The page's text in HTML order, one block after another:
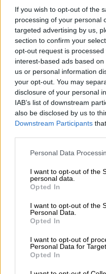
If you wish to opt-out of the
processing of your personal
targeted advertising by us,
section to confirm your
opt-out request is
interest-based ads based
us or personal information
your opt-out. You may
disclosure of your personal
IAB’s list of downstream
also be disclosed by us to
Downstream Participants
Please note that this
not limited to your visit or
grant or deny consent to
use your data for below
consent section.
Personal Data
I want to opt-out of the
personal data.
Opted In
I want to opt-out of the
Personal Data.
Opted In
I want to opt-out of
Personal Data for
Opted In
Προσθέστε
Εδώ και δεκαετίες,
κερασιέςστην
αποτελούν πόλο
και την ανεπίσημη
περιόδου για την
κορύφωση της
εμβληματικών ροζ-
προβλέπεται στις
με τηνΥπηρεσία
φροντίζει τα 3.500
ΔΙΑΒΑΣΤΕ ΕΠΙΣΗΣ
Κόσμος|04.04.2025
Η Τουρκία
την άμεση